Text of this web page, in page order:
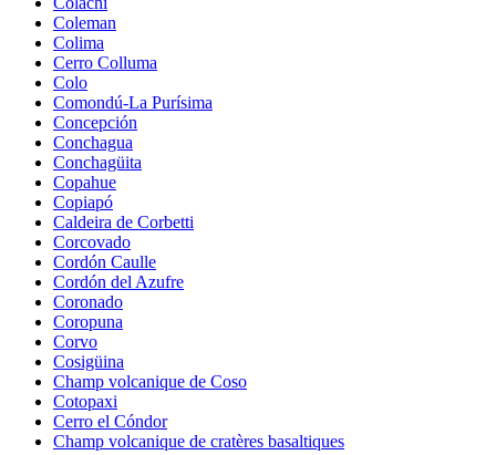
Coleman
Colima
Cerro Colluma
Colo
Comondú-La Purísima
Concepción
Conchagua
Conchagüita
Copahue
Copiapó
Caldeira de Corbetti
Corcovado
Cordón Caulle
Cordón del Azufre
Coronado
Coropuna
Corvo
Cosigüina
Champ volcanique de Coso
Cotopaxi
Cerro el Cóndor
Champ volcanique de cratères basaltiques